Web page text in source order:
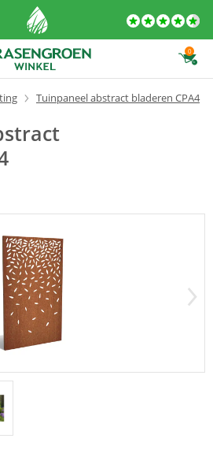
0
Tuinpaneel abstract bladeren CPA4